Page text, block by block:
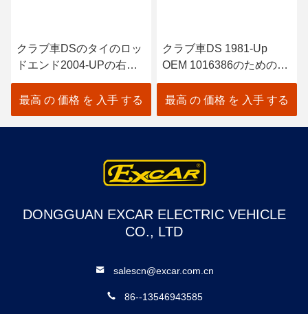
クラブ車DSのタイのロッ
ドエンド2004-UPの右の
糸2pcs
102022601/102288301
最高 の 価格 を 入手 する
クラブ車DS 1981-Up
OEM 1016386のためのゴ
ルフ カートの前部分のキ
ング ピンの修理用キット
最高 の 価格 を 入手 する
DONGGUAN EXCAR ELECTRIC VEHICLE
CO., LTD
salescn@excar.com.cn
86--13546943585